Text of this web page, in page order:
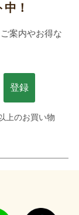
！
案内やお得な
登録
上のお買い物